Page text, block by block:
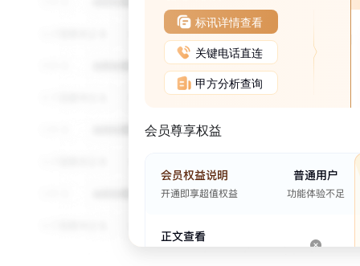
标讯详情查看
关键电话直连
甲方分析查询
会员尊享权益